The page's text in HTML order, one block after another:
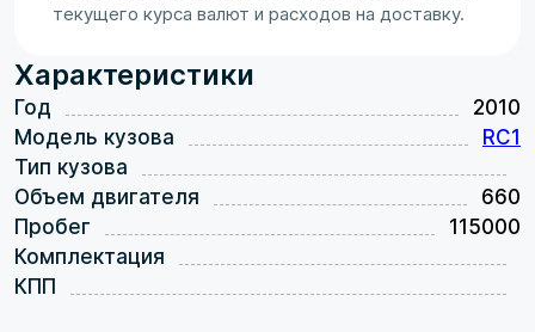
Характеристики
Год
2010
Модель кузова
RC1
Тип кузова
Объем двигателя
660
Пробег
115000
Комплектация
КПП
текущего курса валют и расходов на доставку.